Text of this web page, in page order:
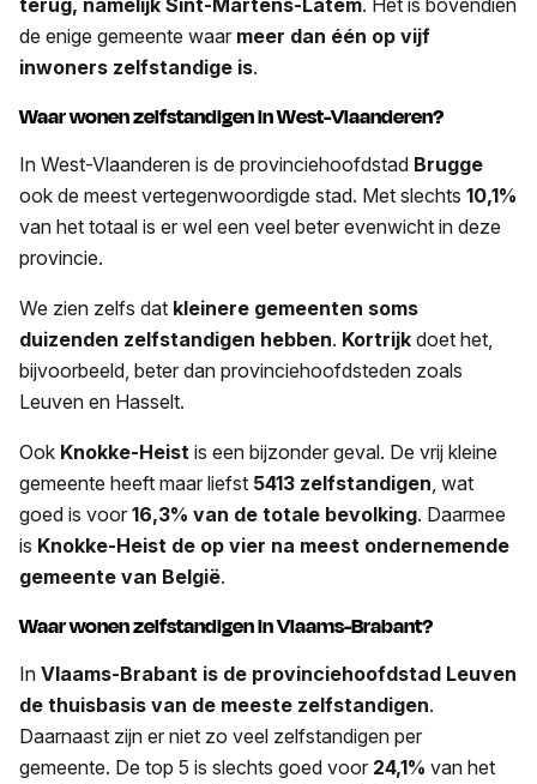
terug, namelijk Sint-Martens-Latem. Het is bovendien
de enige gemeente waar meer dan één op vijf
inwoners zelfstandige is.
Waar wonen zelfstandigen in West-Vlaanderen?
In West-Vlaanderen is de provinciehoofdstad Brugge
ook de meest vertegenwoordigde stad. Met slechts 10,1%
van het totaal is er wel een veel beter evenwicht in deze
provincie.
We zien zelfs dat kleinere gemeenten soms
duizenden zelfstandigen hebben. Kortrijk doet het,
bijvoorbeeld, beter dan provinciehoofdsteden zoals
Leuven en Hasselt.
Ook Knokke-Heist is een bijzonder geval. De vrij kleine
gemeente heeft maar liefst 5413 zelfstandigen , wat
goed is voor 16,3% van de totale bevolking. Daarmee
is Knokke-Heist de op vier na meest ondernemende
gemeente van België.
Waar wonen zelfstandigen in Vlaams-Brabant?
In Vlaams-Brabant is de provinciehoofdstad Leuven
de thuisbasis van de meeste zelfstandigen.
Daarnaast zijn er niet zo veel zelfstandigen per
gemeente. De top 5 is slechts goed voor 24,1% van het